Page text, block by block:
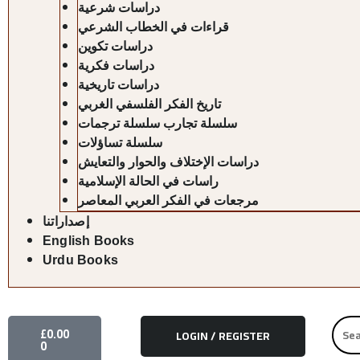
دراسات شرعية
قراءات في الخطاب الشرعي
دراسات تكوين
دراسات فكرية
دراسات تاريخية
تاريخ الفكر الفلسفي الغربي
سلسلة تجارب سلسلة ترجمات
سلسلة تساؤلات
دراسات الإختلاف والحوار والتعايش
راسات في الحالة الإسلامية
مرجعات في الفكر العربي المعاصر
إصداراتنا
English Books
Urdu Books
£0.00
0
CART
LOGIN / REGISTER
for: